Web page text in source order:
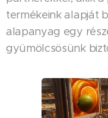
termékeink alapját
alapanyag egy
gyümölcsösünk